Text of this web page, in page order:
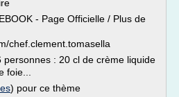
- Page Officielle / Plus de
chef.clement.tomasella
: 20 cl de crème liquide
foie...
) pour ce thème